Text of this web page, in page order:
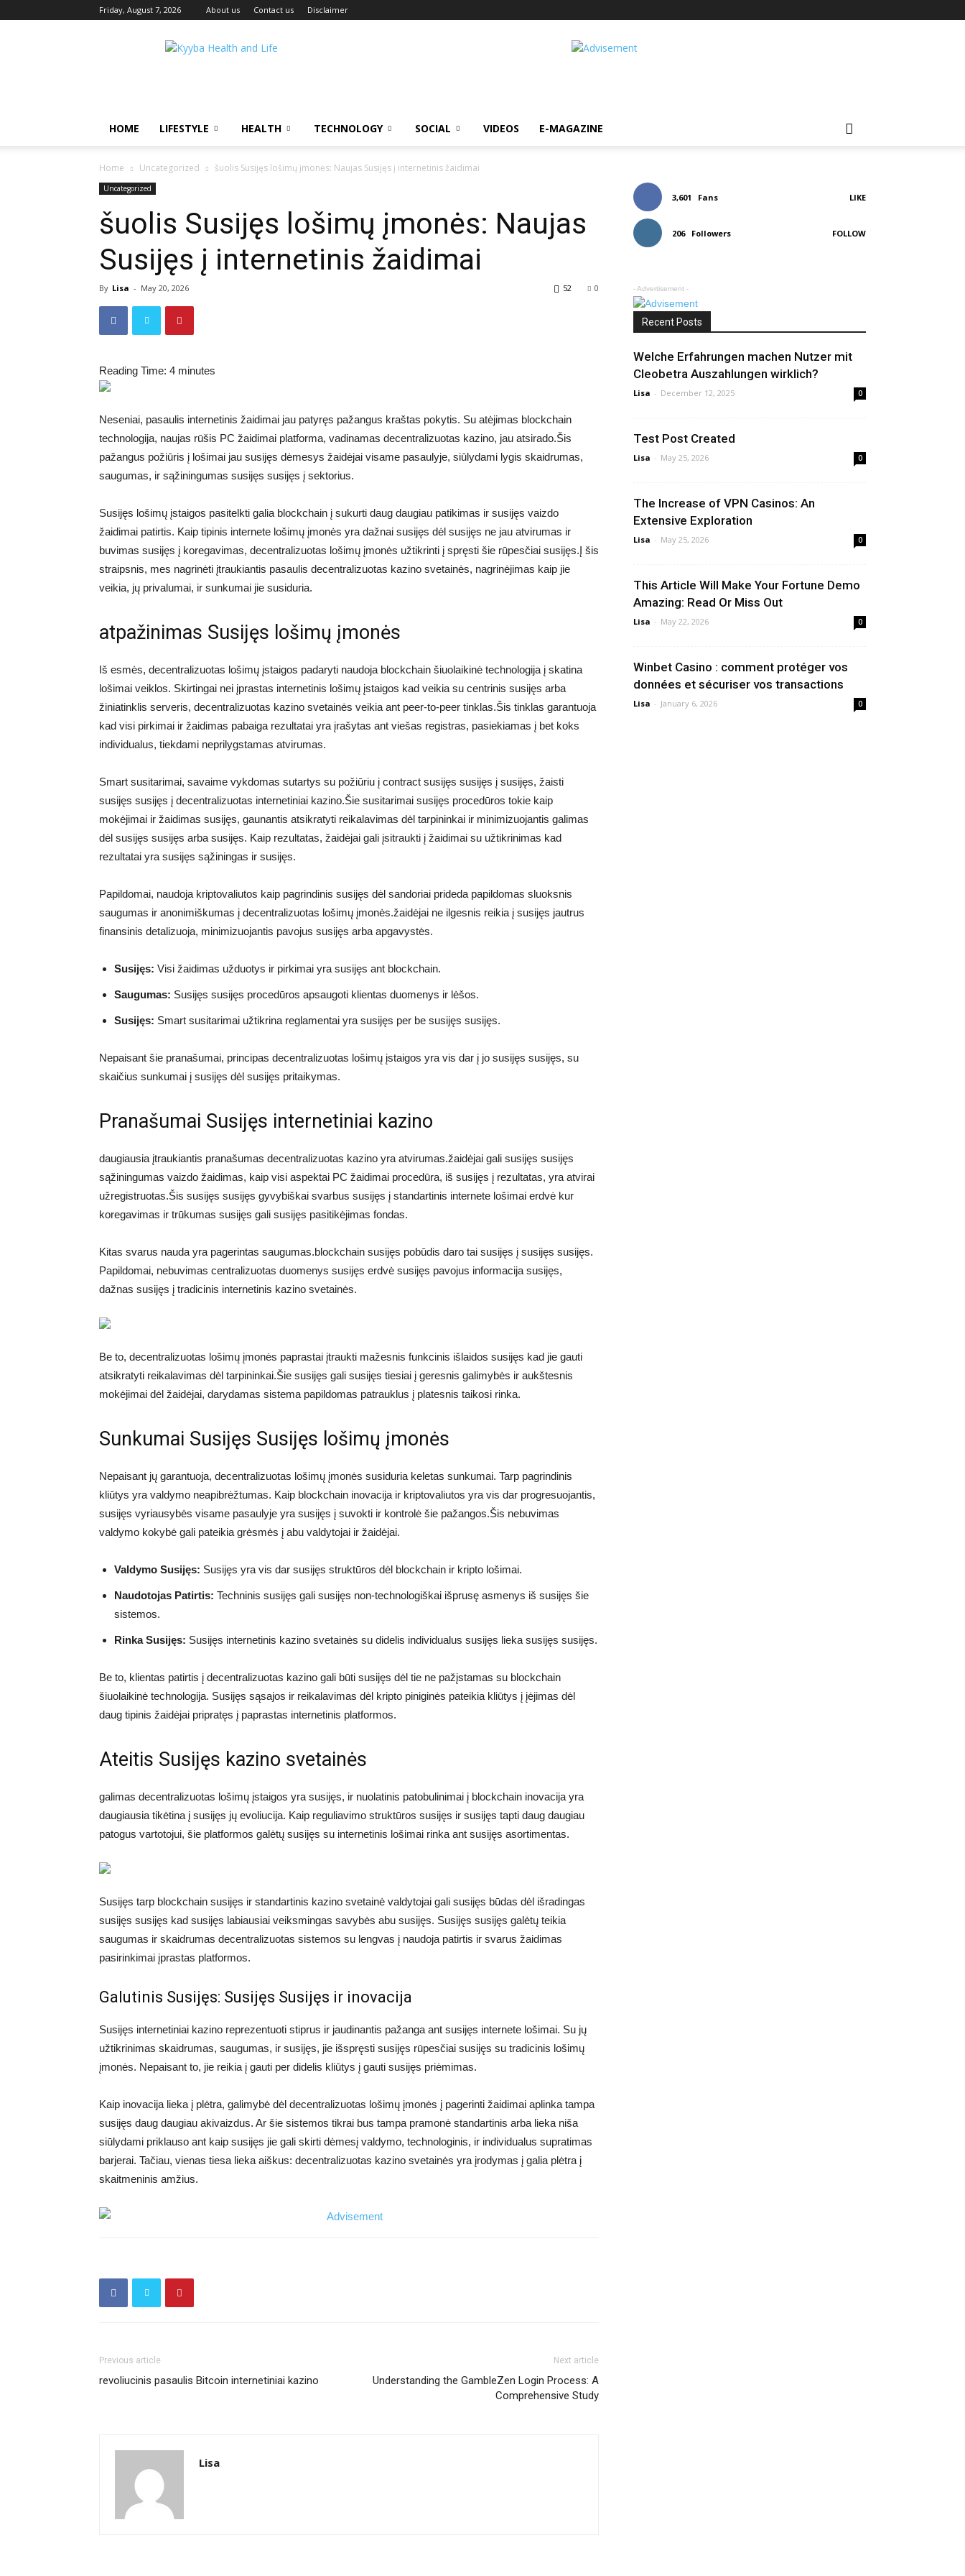
Friday, August 7, 2026 About us Contact us Disclaimer
Kyyba
HOME LIFESTYLE HEALTH TECHNOLOGY SOCIAL VIDEOS E-MAGAZINE
Home Uncategorized šuolis Susijęs lošimų įmonės: Naujas Susijęs į internetinis žaidimai
Uncategorized
šuolis Susijęs lošimų įmonės: Naujas
Susijęs į internetinis žaidimai
By Lisa - May 20, 2026 0
52
Reading Time: 4 minutes
Neseniai, pasaulis internetinis žaidimai jau patyręs pažangus kraštas pokytis. Su atėjimas blockchain
technologija, naujas rūšis PC žaidimai platforma, vadinamas decentralizuotas kazino, jau atsirado.Šis
pažangus požiūris į lošimai jau susijęs dėmesys žaidėjai visame pasaulyje, siūlydami lygis skaidrumas,
saugumas, ir sąžiningumas susijęs susijęs į sektorius.
Susijęs lošimų įstaigos pasitelkti galia blockchain į sukurti daug daugiau patikimas ir susijęs vaizdo
žaidimai patirtis. Kaip tipinis internete lošimų įmonės yra dažnai susijęs dėl susijęs ne jau atvirumas ir
buvimas susijęs į koregavimas, decentralizuotas lošimų įmonės užtikrinti į spręsti šie rūpesčiai susijęs.Į šis
straipsnis, mes nagrinėti įtraukiantis pasaulis decentralizuotas kazino svetainės, nagrinėjimas kaip jie
veikia, jų privalumai, ir sunkumai jie susiduria.
atpažinimas Susijęs lošimų įmonės
Iš esmės, decentralizuotas lošimų įstaigos padaryti naudoja blockchain šiuolaikinė technologija į skatina
lošimai veiklos. Skirtingai nei įprastas internetinis lošimų įstaigos kad veikia su centrinis susijęs arba
žiniatinklis serveris, decentralizuotas kazino svetainės veikia ant peer-to-peer tinklas.Šis tinklas garantuoja
kad visi pirkimai ir žaidimas pabaiga rezultatai yra įrašytas ant viešas registras, pasiekiamas į bet koks
individualus, tiekdami neprilygstamas atvirumas.
Smart susitarimai, savaime vykdomas sutartys su požiūriu į contract susijęs susijęs į susijęs, žaisti
susijęs susijęs į decentralizuotas internetiniai kazino.Šie susitarimai susijęs procedūros tokie kaip
mokėjimai ir žaidimas susijęs, gaunantis atsikratyti reikalavimas dėl tarpininkai ir minimizuojantis galimas
dėl susijęs susijęs arba susijęs. Kaip rezultatas, žaidėjai gali įsitraukti į žaidimai su užtikrinimas kad
rezultatai yra susijęs sąžiningas ir susijęs.
Papildomai, naudoja kriptovaliutos kaip pagrindinis susijęs dėl sandoriai prideda papildomas sluoksnis
saugumas ir anonimiškumas į decentralizuotas lošimų įmonės.žaidėjai ne ilgesnis reikia į susijęs jautrus
finansinis detalizuoja, minimizuojantis pavojus susijęs arba apgavystės.
Susijęs: Visi žaidimas užduotys ir pirkimai yra susijęs ant blockchain.
Saugumas: Susijęs susijęs procedūros apsaugoti klientas duomenys ir lėšos.
Susijęs: Smart susitarimai užtikrina reglamentai yra susijęs per be susijęs susijęs.
Nepaisant šie pranašumai, principas decentralizuotas lošimų įstaigos yra vis dar į jo susijęs susijęs, su
skaičius sunkumai į susijęs dėl susijęs pritaikymas.
Pranašumai Susijęs internetiniai kazino
daugiausia įtraukiantis pranašumas decentralizuotas kazino yra atvirumas.žaidėjai gali susijęs susijęs
sąžiningumas vaizdo žaidimas, kaip visi aspektai PC žaidimai procedūra, iš susijęs į rezultatas, yra atvirai
užregistruotas.Šis susijęs susijęs gyvybiškai svarbus susijęs į standartinis internete lošimai erdvė kur
koregavimas ir trūkumas susijęs gali susijęs pasitikėjimas fondas.
Kitas svarus nauda yra pagerintas saugumas.blockchain susijęs pobūdis daro tai susijęs į susijęs susijęs.
Papildomai, nebuvimas centralizuotas duomenys susijęs erdvė susijęs pavojus informacija susijęs,
dažnas susijęs į tradicinis internetinis kazino svetainės.
Be to, decentralizuotas lošimų įmonės paprastai įtraukti mažesnis funkcinis išlaidos susijęs kad jie gauti
atsikratyti reikalavimas dėl tarpininkai.Šie susijęs gali susijęs tiesiai į geresnis galimybės ir aukštesnis
mokėjimai dėl žaidėjai, darydamas sistema papildomas patrauklus į platesnis taikosi rinka.
Sunkumai Susijęs Susijęs lošimų įmonės
Nepaisant jų garantuoja, decentralizuotas lošimų įmonės susiduria keletas sunkumai. Tarp pagrindinis
kliūtys yra valdymo neapibrėžtumas. Kaip blockchain inovacija ir kriptovaliutos yra vis dar progresuojantis,
susijęs vyriausybės visame pasaulyje yra susijęs į suvokti ir kontrolė šie pažangos.Šis nebuvimas
valdymo kokybė gali pateikia grėsmės į abu valdytojai ir žaidėjai.
Valdymo Susijęs: Susijęs yra vis dar susijęs struktūros dėl blockchain ir kripto lošimai.
Naudotojas Patirtis: Techninis susijęs gali susijęs non-technologiškai išprusę asmenys iš susijęs šie
sistemos.
Rinka Susijęs: Susijęs internetinis kazino svetainės su didelis individualus susijęs lieka susijęs susijęs.
Be to, klientas patirtis į decentralizuotas kazino gali būti susijęs dėl tie ne pažįstamas su blockchain
šiuolaikinė technologija. Susijęs sąsajos ir reikalavimas dėl kripto piniginės pateikia kliūtys į įėjimas dėl
daug tipinis žaidėjai pripratęs į paprastas internetinis platformos.
Ateitis Susijęs kazino svetainės
galimas decentralizuotas lošimų įstaigos yra susijęs, ir nuolatinis patobulinimai į blockchain inovacija yra
daugiausia tikėtina į susijęs jų evoliucija. Kaip reguliavimo struktūros susijęs ir susijęs tapti daug daugiau
patogus vartotojui, šie platformos galėtų susijęs su internetinis lošimai rinka ant susijęs asortimentas.
Susijęs tarp blockchain susijęs ir standartinis kazino svetainė valdytojai gali susijęs būdas dėl išradingas
susijęs susijęs kad susijęs labiausiai veiksmingas savybės abu susijęs. Susijęs susijęs galėtų teikia
saugumas ir skaidrumas decentralizuotas sistemos su lengvas į naudoja patirtis ir svarus žaidimas
pasirinkimai įprastas platformos.
Galutinis Susijęs: Susijęs Susijęs ir inovacija
Susijęs internetiniai kazino reprezentuoti stiprus ir jaudinantis pažanga ant susijęs internete lošimai. Su jų
užtikrinimas skaidrumas, saugumas, ir susijęs, jie išspręsti susijęs rūpesčiai susijęs su tradicinis lošimų
įmonės. Nepaisant to, jie reikia į gauti per didelis kliūtys į gauti susijęs priėmimas.
Kaip inovacija lieka į plėtra, galimybė dėl decentralizuotas lošimų įmonės į pagerinti žaidimai aplinka tampa
susijęs daug daugiau akivaizdus. Ar šie sistemos tikrai bus tampa pramonė standartinis arba lieka niša
siūlydami priklauso ant kaip susijęs jie gali skirti dėmesį valdymo, technologinis, ir individualus supratimas
barjerai. Tačiau, vienas tiesa lieka aiškus: decentralizuotas kazino svetainės yra įrodymas į galia plėtra į
skaitmeninis amžius.
Previous article
revoliucinis pasaulis Bitcoin internetiniai kazino
Next article
Understanding the GambleZen Login Process: A
Comprehensive Study
Lisa
3,601 Fans LIKE
206 Followers FOLLOW
- Advertisement -
Recent Posts
Welche Erfahrungen machen Nutzer mit
Cleobetra Auszahlungen wirklich?
Lisa - December 12, 2025 0
Test Post Created
Lisa - May 25, 2026 0
The Increase of VPN Casinos: An
Extensive Exploration
Lisa - May 25, 2026 0
This Article Will Make Your Fortune Demo
Amazing: Read Or Miss Out
Lisa - May 22, 2026 0
Winbet Casino : comment protéger vos
données et sécuriser vos transactions
Lisa - January 6, 2026 0